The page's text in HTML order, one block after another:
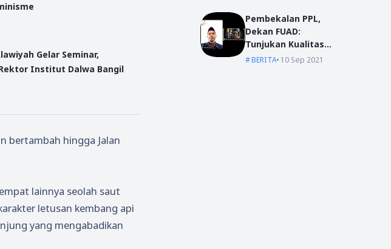
Gelar Seminar,
Institut Dalwa Bangil
bertambah hingga Jalan
lainnya seolah saut
letusan kembang api
yang mengabadikan
Pembekalan PPL,
Dekan FUAD:
Tunjukan Kualitas
Dengan Akhlak
BERITA 10 Sep 2021